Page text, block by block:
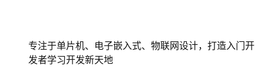
专注于单片机、电子嵌入式、物联网设计，打造入门开
发者学习开发新天地